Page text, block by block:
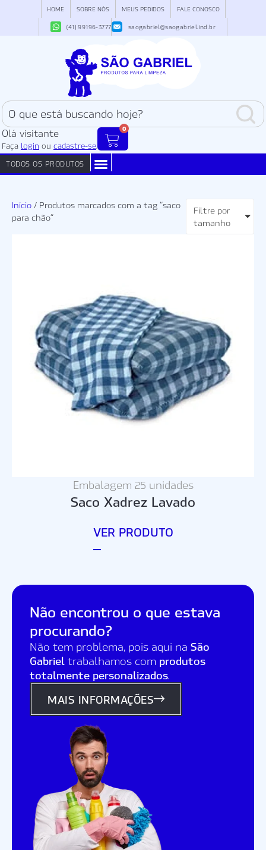
HOME SOBRE NÓS MEUS PEDIDOS FALE CONOSCO
(41) 99196-3777 saogabriel@saogabriel.ind.br
Olá visitante
Faça login ou cadastre-se.
0
TODOS OS PRODUTOS
Início / Produtos marcados com a tag “saco
para chão”
Filtre por
tamanho
Embalagem 25 unidades
Saco Xadrez Lavado
VER PRODUTO
Não encontrou o que estava
procurando?
Não tem problema, pois aqui na São
Gabriel trabalhamos com produtos
totalmente personalizados.
MAIS INFORMAÇÕES